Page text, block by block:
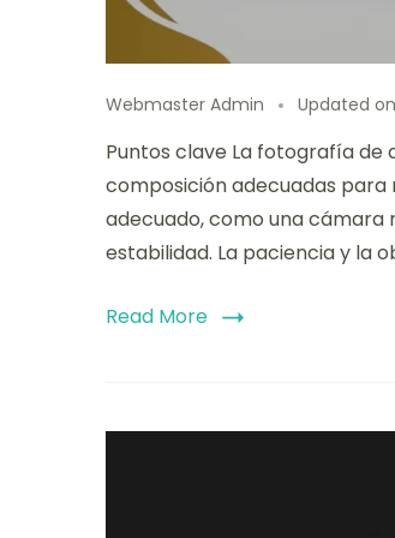
Webmaster Admin Updated on
Puntos clave La fotografía de
composición adecuadas para
adecuado, como una
estabilidad. La paciencia y la
Read More